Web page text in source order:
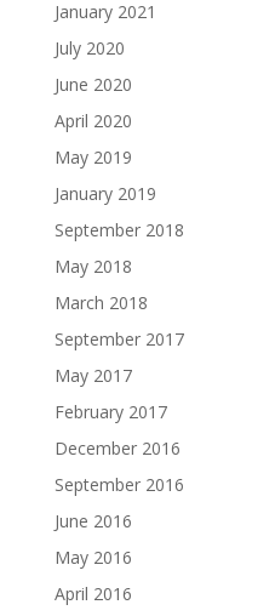
January 2021
July 2020
June 2020
April 2020
May 2019
January 2019
September 2018
May 2018
March 2018
September 2017
May 2017
February 2017
December 2016
September 2016
June 2016
May 2016
April 2016